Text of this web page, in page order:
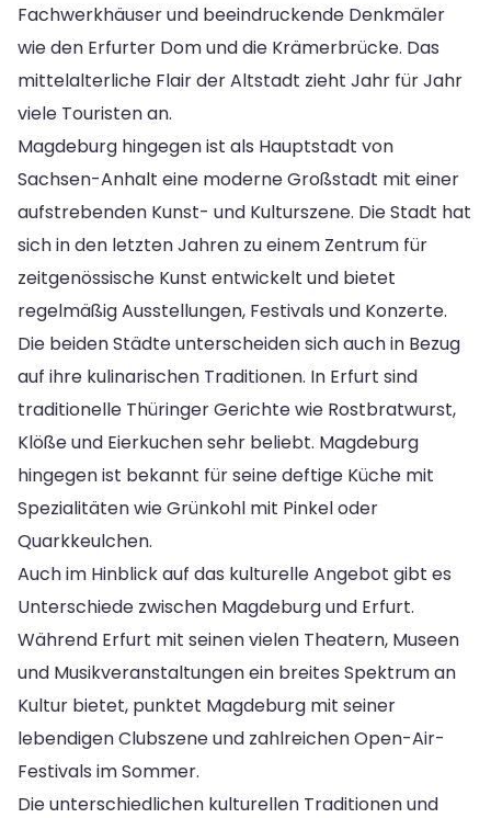
Fachwerkhäuser und beeindruckende Denkmäler
wie den Erfurter Dom und die Krämerbrücke. Das
mittelalterliche Flair der Altstadt zieht Jahr für Jahr
viele Touristen an.
Magdeburg hingegen ist als Hauptstadt von
Sachsen-Anhalt eine moderne Großstadt mit einer
aufstrebenden Kunst- und Kulturszene. Die Stadt hat
sich in den letzten Jahren zu einem Zentrum für
zeitgenössische Kunst entwickelt und bietet
regelmäßig Ausstellungen, Festivals und Konzerte.
Die beiden Städte unterscheiden sich auch in Bezug
auf ihre kulinarischen Traditionen. In Erfurt sind
traditionelle Thüringer Gerichte wie Rostbratwurst,
Klöße und Eierkuchen sehr beliebt. Magdeburg
hingegen ist bekannt für seine deftige Küche mit
Spezialitäten wie Grünkohl mit Pinkel oder
Quarkkeulchen.
Auch im Hinblick auf das kulturelle Angebot gibt es
Unterschiede zwischen Magdeburg und Erfurt.
Während Erfurt mit seinen vielen Theatern, Museen
und Musikveranstaltungen ein breites Spektrum an
Kultur bietet, punktet Magdeburg mit seiner
lebendigen Clubszene und zahlreichen Open-Air-
Festivals im Sommer.
Die unterschiedlichen kulturellen Traditionen und